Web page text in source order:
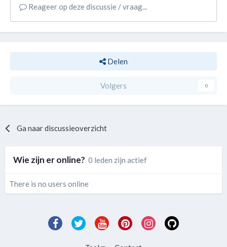
Reageer op deze discussie / vraag...
Delen
Volgers 0
Ga naar discussieoverzicht
Wie zijn er online? 0 leden zijn actief
There is no users online